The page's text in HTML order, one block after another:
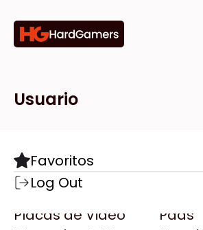
Categorías
Componentes
Motherboards
Microprocesadores
Placas de Video
Pads
Marcas
Todas las Marcas
AMD
AULA
Tiendas
Destacadas
Usuario
Favoritos
Log Out